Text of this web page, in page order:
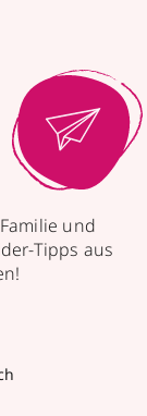
und
Tipps aus